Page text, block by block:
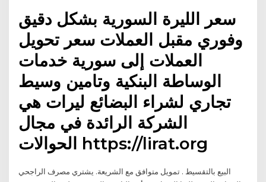
سعر الليرة السورية بشكل دقيق
وفوري مقبل العملات سعر تحويل
العملات إلى سورية خدمات
الوساطة البنكية وتامين وسيط
تجاري لشراء البضائع ليرات هي
الشركة الرائدة في مجال
الحوالات https://lirat.org
البيع بالتقسيط . تمويل متوافق مع الشريعة. يشتري مصرف الراجحي